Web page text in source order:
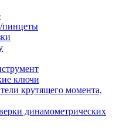
пинцеты
ключи
крутящего момента,
динамометрических